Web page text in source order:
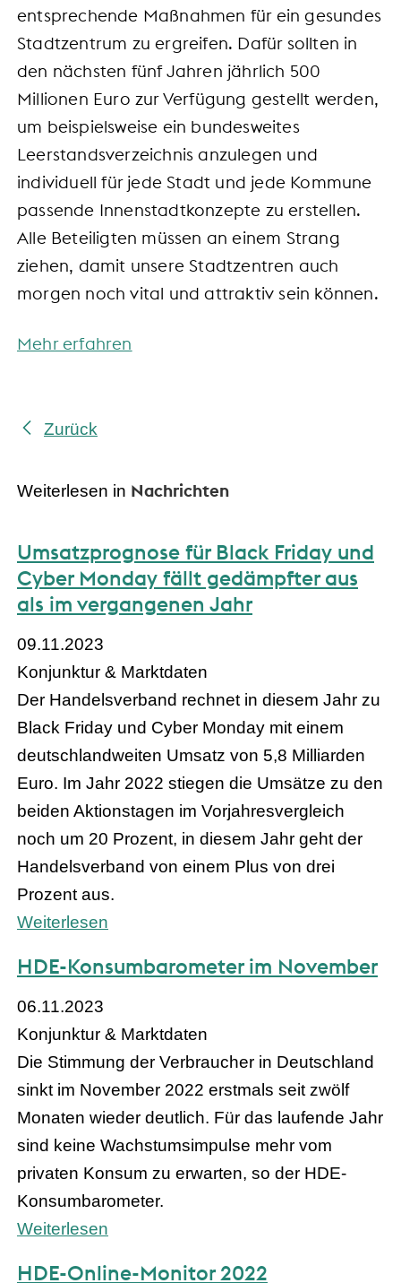
entsprechende Maßnahmen für ein gesundes
Stadtzentrum zu ergreifen. Dafür sollten in
den nächsten fünf Jahren jährlich 500
Millionen Euro zur Verfügung gestellt werden,
um beispielsweise ein bundesweites
Leerstandsverzeichnis anzulegen und
individuell für jede Stadt und jede Kommune
passende Innenstadtkonzepte zu erstellen.
Alle Beteiligten müssen an einem Strang
ziehen, damit unsere Stadtzentren auch
morgen noch vital und attraktiv sein können.
Mehr erfahren
Zurück
Weiterlesen in Nachrichten
Umsatzprognose für Black Friday und
Cyber Monday fällt gedämpfter aus
als im vergangenen Jahr
09.11.2023
Konjunktur & Marktdaten
Der Handelsverband rechnet in diesem Jahr zu
Black Friday und Cyber Monday mit einem
deutschlandweiten Umsatz von 5,8 Milliarden
Euro. Im Jahr 2022 stiegen die Umsätze zu den
beiden Aktionstagen im Vorjahresvergleich
noch um 20 Prozent, in diesem Jahr geht der
Handelsverband von einem Plus von drei
Prozent aus.
Weiterlesen
HDE-Konsumbarometer im November
06.11.2023
Konjunktur & Marktdaten
Die Stimmung der Verbraucher in Deutschland
sinkt im November 2022 erstmals seit zwölf
Monaten wieder deutlich. Für das laufende Jahr
sind keine Wachstumsimpulse mehr vom
privaten Konsum zu erwarten, so der HDE-
Konsumbarometer.
Weiterlesen
HDE-Online-Monitor 2022